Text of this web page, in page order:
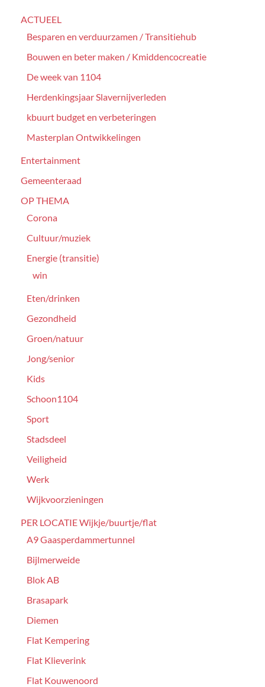
ACTUEEL
Besparen en verduurzamen / Transitiehub
Bouwen en beter maken / Kmiddencocreatie
De week van 1104
Herdenkingsjaar Slavernijverleden
kbuurt budget en verbeteringen
Masterplan Ontwikkelingen
Entertainment
Gemeenteraad
OP THEMA
Corona
Cultuur/muziek
Energie (transitie)
win
Eten/drinken
Gezondheid
Groen/natuur
Jong/senior
Kids
Schoon1104
Sport
Stadsdeel
Veiligheid
Werk
Wijkvoorzieningen
PER LOCATIE Wijkje/buurtje/flat
A9 Gaasperdammertunnel
Bijlmerweide
Blok AB
Brasapark
Diemen
Flat Kempering
Flat Klieverink
Flat Kouwenoord